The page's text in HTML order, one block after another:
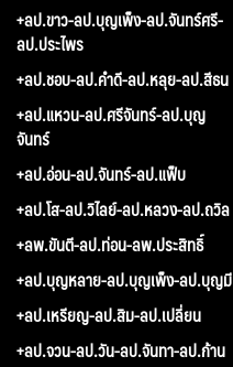
+ลป.ขาว-ลป.บุญเพ็ง-ลป.จันทร์ศรี-
ลป.ประไพร
+ลป.ชอบ-ลป.คำดี-ลป.หลุย-ลป.สีธน
+ลป.แหวน-ลป.ศรีจันทร์-ลป.บุญ
จันทร์
+ลป.อ่อน-ลป.จันทร์-ลป.แฟ็บ
+ลป.โส-ลป.วิไลย์-ลป.หลวง-ลป.ถวิล
+ลพ.ขันตี-ลป.ท่อน-ลพ.ประสิทธิ์
+ลป.บุญหลาย-ลป.บุญเพ็ง-ลป.บุญมี
+ลป.เหรียญ-ลป.สิม-ลป.เปลี่ยน
+ลป.จวน-ลป.วัน-ลป.จันทา-ลป.ก้าน